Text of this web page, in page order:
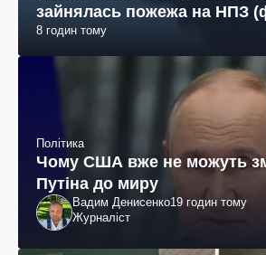
зайнялась пожежа на НПЗ
8 годин тому
Політика
Чому США вже не можуть
Путіна до миру
Вадим Денисенко19 годин тому
Журналіст